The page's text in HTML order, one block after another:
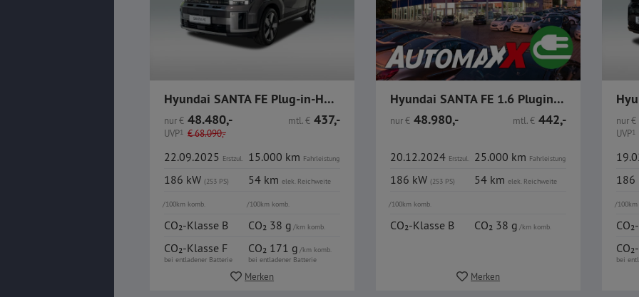
Hyundai SANTA FE Plug-in-Hybrid 1.6 T-GDi 6-AT 4WD Signatu
nur€ 48.480,-
UVP1 €68.090,-
mtl.€ 437,-
22.09.2025 Erstzul. 15.000 km Fahrleistung
186 kW (253 PS) 54 kmelek. Reichweite
/100km komb. /100km komb.
CO₂-Klasse B CO₂ 38 g/km komb.
CO₂-Klasse F
bei entladener Batterie
CO₂ 171 g/km komb.
bei entladener Batterie
Merken
Hyundai SANTA FE 1.6 Plugin-Hybrid 4WD Signature
nur€ 48.980,- mtl.€ 442,-
20.12.2024 Erstzul. 25.000 km Fahrleistung
186 kW (253 PS) 54 kmelek. Reichweite
/100km komb.
CO₂-Klasse B CO₂ 38 g/km komb.
Merken
nur€
UVP1
186
/100km
bei